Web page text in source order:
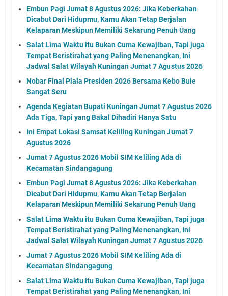
Embun Pagi Jumat 8 Agustus 2026: Jika Keberkahan
Dicabut Dari Hidupmu, Kamu Akan Tetap Berjalan
Kelaparan Meskipun Memiliki Sekarung Penuh Uang
Salat Lima Waktu itu Bukan Cuma Kewajiban, Tapi juga
Tempat Beristirahat yang Paling Menenangkan, Ini
Jadwal Salat Wilayah Kuningan Jumat 7 Agustus 2026
Nobar Final Piala Presiden 2026 Bersama Kebo Bule
Sangat Seru
Agenda Kegiatan Bupati Kuningan Jumat 7 Agustus 2026
Ada Tiga, Tapi yang Bakal Dihadiri Hanya Satu
Ini Empat Lokasi Samsat Keliling Kuningan Jumat 7
Agustus 2026
Jumat 7 Agustus 2026 Mobil SIM Keliling Ada di
Kecamatan Sindangagung
Embun Pagi Jumat 8 Agustus 2026: Jika Keberkahan
Dicabut Dari Hidupmu, Kamu Akan Tetap Berjalan
Kelaparan Meskipun Memiliki Sekarung Penuh Uang
Salat Lima Waktu itu Bukan Cuma Kewajiban, Tapi juga
Tempat Beristirahat yang Paling Menenangkan, Ini
Jadwal Salat Wilayah Kuningan Jumat 7 Agustus 2026
Jumat 7 Agustus 2026 Mobil SIM Keliling Ada di
Kecamatan Sindangagung
Salat Lima Waktu itu Bukan Cuma Kewajiban, Tapi juga
Tempat Beristirahat yang Paling Menenangkan, Ini